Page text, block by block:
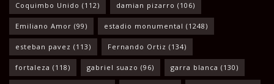
Coquimbo Unido (112) damian pizarro (106)
Emiliano Amor (99) estadio monumental (1248)
esteban pavez (113) Fernando Ortiz (134)
fortaleza (118) gabriel suazo (96) garra blanca (130)